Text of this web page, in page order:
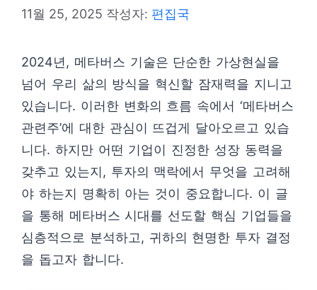
11월 25, 2025 작성자: 편집국
2024년, 메타버스 기술은 단순한 가상현실을
넘어 우리 삶의 방식을 혁신할 잠재력을 지니고
있습니다. 이러한 변화의 흐름 속에서 ‘메타버스
관련주’에 대한 관심이 뜨겁게 달아오르고 있습
니다. 하지만 어떤 기업이 진정한 성장 동력을
갖추고 있는지, 투자의 맥락에서 무엇을 고려해
야 하는지 명확히 아는 것이 중요합니다. 이 글
을 통해 메타버스 시대를 선도할 핵심 기업들을
심층적으로 분석하고, 귀하의 현명한 투자 결정
을 돕고자 합니다.